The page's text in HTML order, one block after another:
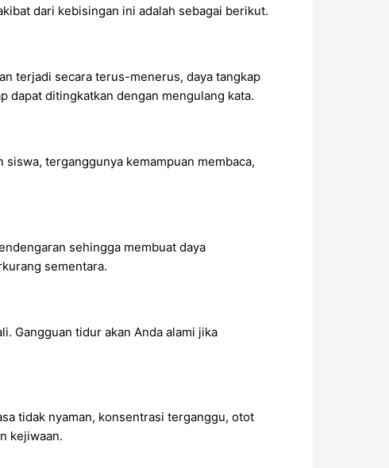
dari kebisingan ini adalah sebagai berikut.
terjadi secara terus-menerus, daya tangkap
dapat ditingkatkan dengan mengulang kata.
terganggunya kemampuan membaca,
sehingga membuat daya
sementara.
Gangguan tidur akan Anda alami jika
tidak nyaman, konsentrasi terganggu, otot
kejiwaan.